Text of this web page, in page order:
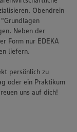
Obendrein
Neben der
Form nur EDEKA
liefern.
persönlich zu
oder ein Praktikum
uns auf dich!